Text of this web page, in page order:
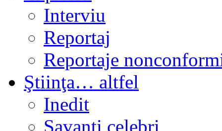
Interviu
Reportaj
Reportaje
Ştiinţa… altfel
Inedit
Savanți celebri